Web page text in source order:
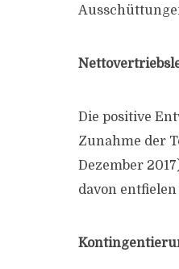
Die positive
Zunahme der
Dezember
davon